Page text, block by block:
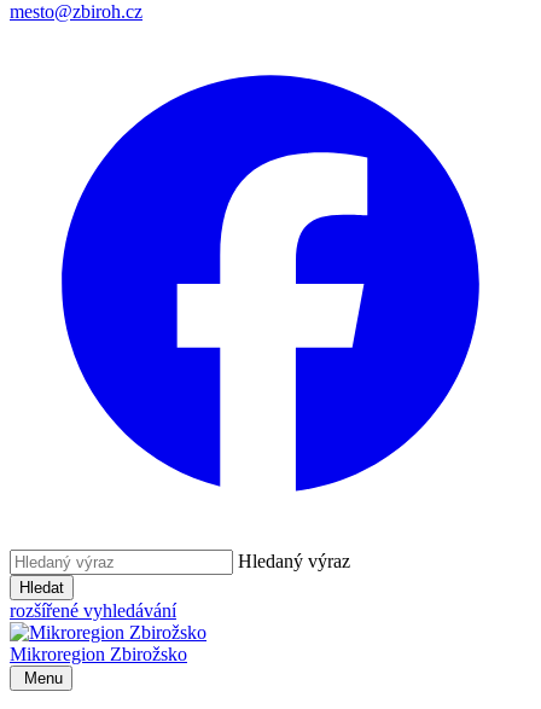
mesto@zbiroh.cz
Hledaný výraz
Hledat
rozšířené vyhledávání
Mikroregion Zbirožsko
Menu